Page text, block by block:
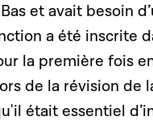
et avait besoin
a été inscrite
la première fois
de la révision de
était essentiel